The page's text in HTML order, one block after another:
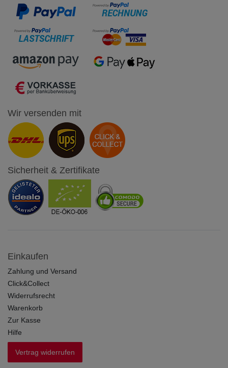
Wir versenden mit
Sicherheit & Zertifikate
Einkaufen
Zahlung und Versand
Click&Collect
Widerrufsrecht
Warenkorb
Zur Kasse
Hilfe
Vertrag widerrufen